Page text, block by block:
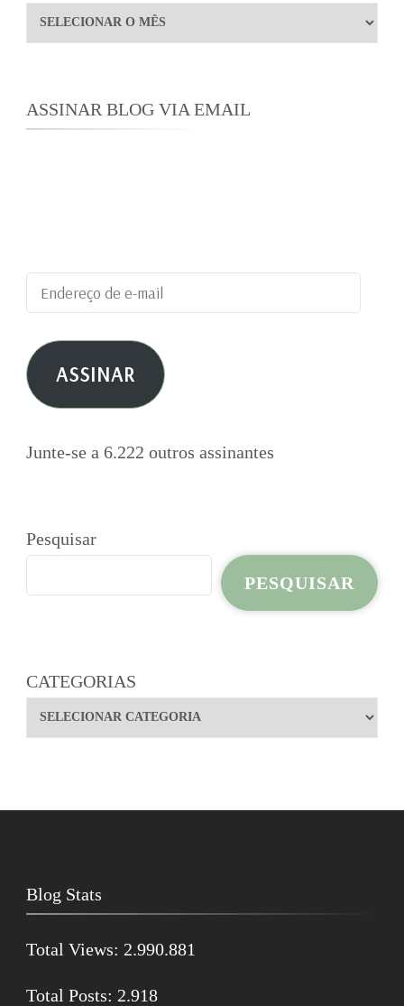
Arquivos
ASSINAR BLOG VIA EMAIL
Endereço
de
e-
mail ASSINAR
Junte-se a 6.222 outros assinantes
Pesquisar
PESQUISAR
CATEGORIAS
Blog Stats
Total Views: 2.990.881
Total Posts: 2.918